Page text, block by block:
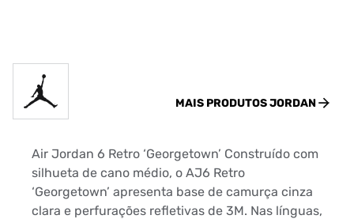
MAIS PRODUTOSJORDAN
Air Jordan 6 Retro ‘Georgetown’ Construído com
silhueta de cano médio, o AJ6 Retro
‘Georgetown’ apresenta base de camurça cinza
clara e perfurações refletivas de 3M. Nas línguas,